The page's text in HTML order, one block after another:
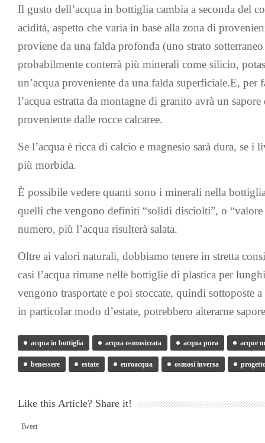
Il gusto dell’acqua in bottiglia cambia a seconda del
acidità, aspetto che varia in base alla zona di
proviene da una falda profonda (uno strato
probabilmente conterrà più minerali come silicio,
un’acqua proveniente da una falda superficiale.E, per
l’acqua estratta da montagne di granito avrà un
proveniente dalle rocce calcaree.
Se l’acqua è ricca di calcio e magnesio sarà dura, se i
più morbida.
È possibile vedere quanti sono i minerali nella
quelli che vengono definiti “solidi disciolti”, o
numero, più l’acqua risulterà salata.
Oltre ai valori naturali, dobbiamo tenere in stretta
casi l’acqua rimane nelle bottiglie di plastica per
vengono trasportate e poi stoccate, quindi sottoposte
in particolar modo d’estate, potrebbero alterarne
acqua in bottiglia acqua osmosizzata acqua pura acque
benessere estate euroacqua osmosi inversa
Like this Article? Share it!
Tweet